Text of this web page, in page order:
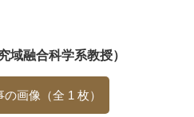
域融合科学系教授）
の画像（全 1 枚）